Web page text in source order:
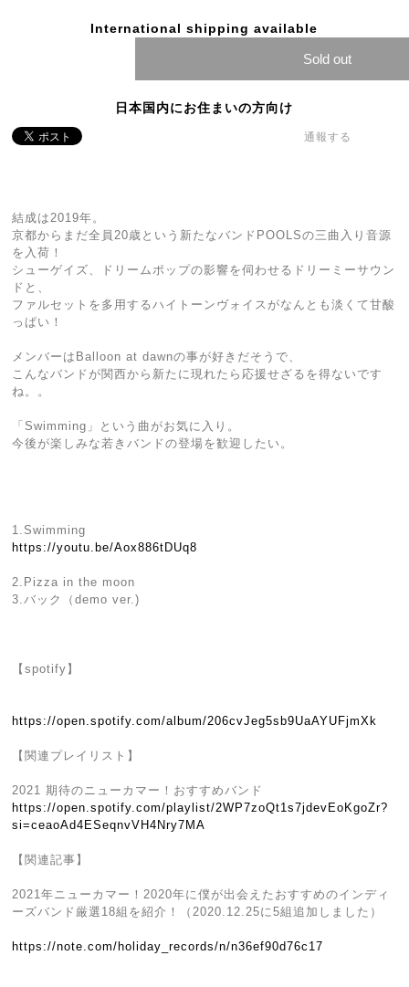
International shipping available
Sold out
日本国内にお住まいの方向け
通報する
結成は2019年。
京都からまだ全員20歳という新たなバンドPOOLSの三曲入り音源
を入荷！
シューゲイズ、ドリームポップの影響を伺わせるドリーミーサウン
ドと、
ファルセットを多用するハイトーンヴォイスがなんとも淡くて甘酸
っぱい！
メンバーはBalloon at dawnの事が好きだそうで、
こんなバンドが関西から新たに現れたら応援せざるを得ないです
ね。。
「Swimming」という曲がお気に入り。
今後が楽しみな若きバンドの登場を歓迎したい。
1.Swimming
https://youtu.be/Aox886tDUq8
2.Pizza in the moon
3.バック（demo ver.)
【spotify】
https://open.spotify.com/album/206cvJeg5sb9UaAYUFjmXk
【関連プレイリスト】
2021 期待のニューカマー！おすすめバンド
https://open.spotify.com/playlist/2WP7zoQt1s7jdevEoKgoZr?
si=ceaoAd4ESeqnvVH4Nry7MA
【関連記事】
2021年ニューカマー！2020年に僕が出会えたおすすめのインディ
ーズバンド厳選18組を紹介！（2020.12.25に5組追加しました）
https://note.com/holiday_records/n/n36ef90d76c17